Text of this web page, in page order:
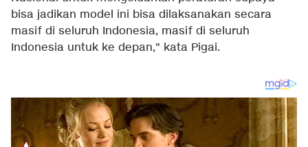
bisa jadikan model ini bisa dilaksanakan secara
masif di seluruh Indonesia, masif di seluruh
Indonesia untuk ke depan," kata Pigai.